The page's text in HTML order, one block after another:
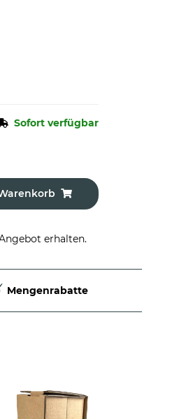
Sofort verfügbar
erhalten.
Mengenrabatte